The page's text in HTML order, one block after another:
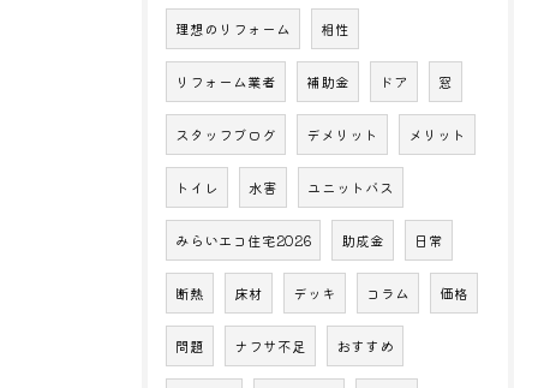
理想のリフォーム 相性
リフォーム業者 補助金 ドア 窓
スタッフブログ デメリット メリット
トイレ 水害 ユニットバス
みらいエコ住宅2026 助成金 日常
断熱 床材 デッキ コラム 価格
問題 ナフサ不足 おすすめ